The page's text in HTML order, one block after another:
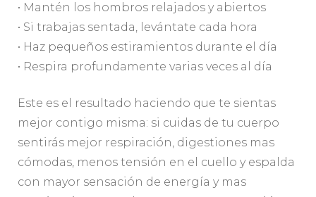
• Mantén los hombros relajados y abiertos
• Si trabajas sentada, levántate cada hora
• Haz pequeños estiramientos durante el día
• Respira profundamente varias veces al día
Este es el resultado haciendo que te sientas
mejor contigo misma: si cuidas de tu cuerpo
sentirás mejor respiración, digestiones mas
cómodas, menos tensión en el cuello y espalda
con mayor sensación de energía y mas